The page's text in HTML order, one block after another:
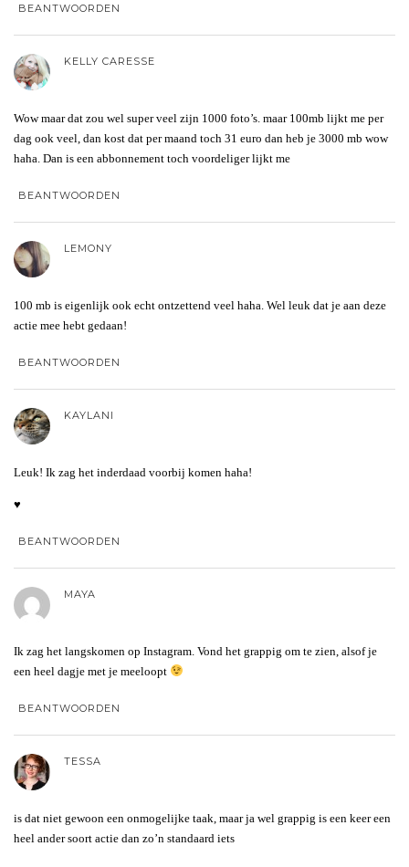
BEANTWOORDEN
KELLY CARESSE
Wow maar dat zou wel super veel zijn 1000 foto’s. maar 100mb lijkt me per
dag ook veel, dan kost dat per maand toch 31 euro dan heb je 3000 mb wow
haha. Dan is een abbonnement toch voordeliger lijkt me
BEANTWOORDEN
LEMONY
100 mb is eigenlijk ook echt ontzettend veel haha. Wel leuk dat je aan deze
actie mee hebt gedaan!
BEANTWOORDEN
KAYLANI
Leuk! Ik zag het inderdaad voorbij komen haha!
♥
BEANTWOORDEN
MAYA
Ik zag het langskomen op Instagram. Vond het grappig om te zien, alsof je
een heel dagje met je meeloopt
BEANTWOORDEN
TESSA
is dat niet gewoon een onmogelijke taak, maar ja wel grappig is een keer een
heel ander soort actie dan zo’n standaard iets